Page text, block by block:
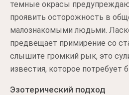
темные окрасы
проявить осторожность в
малознакомыми людьми.
предвещает примирение со
слышите громкий рык, это
известия, которое потребует
Эзотерический подход